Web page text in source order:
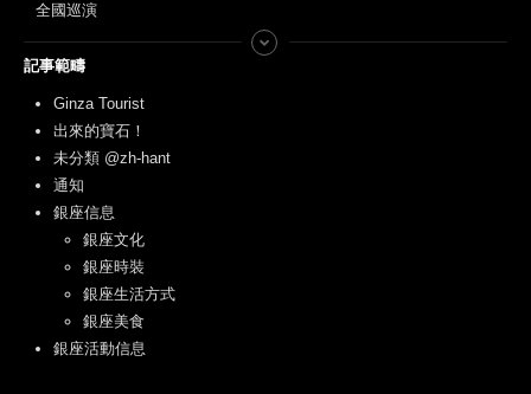
全國巡演
記事範疇
Ginza Tourist
出來的寶石！
未分類 @zh-hant
通知
銀座信息
銀座文化
銀座時裝
銀座生活方式
銀座美食
銀座活動信息